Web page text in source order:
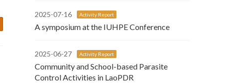
2025-07-16 Activity Report
A symposium at the IUHPE Conference
2025-06-27 Activity Report
Community and School-based Parasite
Control Activities in LaoPDR